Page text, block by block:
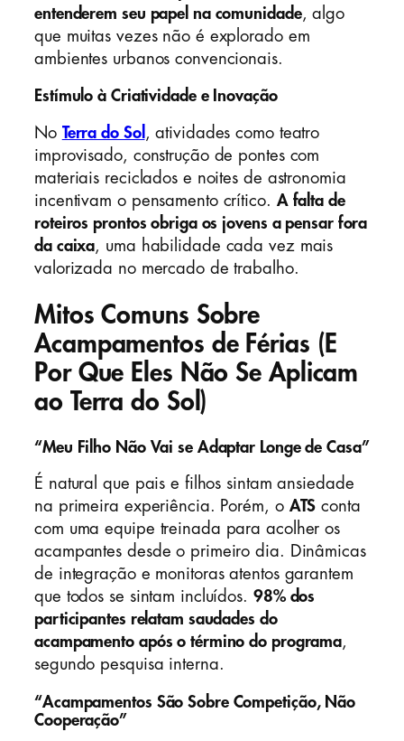
entenderem seu papel na comunidade, algo
que muitas vezes não é explorado em
ambientes urbanos convencionais.
Estímulo à Criatividade e Inovação
No Terra do Sol , atividades como teatro
improvisado, construção de pontes com
materiais reciclados e noites de astronomia
incentivam o pensamento crítico. A falta de
roteiros prontos obriga os jovens a pensar fora
da caixa, uma habilidade cada vez mais
valorizada no mercado de trabalho.
Mitos Comuns Sobre
Acampamentos de Férias (E
Por Que Eles Não Se Aplicam
ao Terra do Sol)
“Meu Filho Não Vai se Adaptar Longe de Casa”
É natural que pais e filhos sintam ansiedade
na primeira experiência. Porém, o ATS conta
com uma equipe treinada para acolher os
acampantes desde o primeiro dia. Dinâmicas
de integração e monitoras atentos garantem
que todos se sintam incluídos. 98% dos
participantes relatam saudades do
acampamento após o término do programa,
segundo pesquisa interna.
“Acampamentos São Sobre Competição, Não
Cooperação”